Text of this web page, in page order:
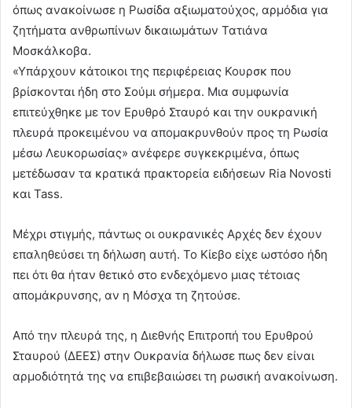
όπως ανακοίνωσε η Ρωσίδα αξιωματούχος, αρμόδια για
ζητήματα ανθρωπίνων δικαιωμάτων Τατιάνα
Μοσκάλκοβα.
«Υπάρχουν κάτοικοι της περιφέρειας Κουρσκ που
βρίσκονται ήδη στο Σούμι σήμερα. Μια συμφωνία
επιτεύχθηκε με τον Ερυθρό Σταυρό και την ουκρανική
πλευρά προκειμένου να απομακρυνθούν προς τη Ρωσία
μέσω Λευκορωσίας» ανέφερε συγκεκριμένα, όπως
μετέδωσαν τα κρατικά πρακτορεία ειδήσεων Ria Novosti
και Tass.
Μέχρι στιγμής, πάντως οι ουκρανικές Αρχές δεν έχουν
επαληθεύσει τη δήλωση αυτή. Το Κίεβο είχε ωστόσο ήδη
πει ότι θα ήταν θετικό στο ενδεχόμενο μιας τέτοιας
απομάκρυνσης, αν η Μόσχα τη ζητούσε.
Από την πλευρά της, η Διεθνής Επιτροπή του Ερυθρού
Σταυρού (ΔΕΕΣ) στην Ουκρανία δήλωσε πως δεν είναι
αρμοδιότητά της να επιβεβαιώσει τη ρωσική ανακοίνωση.